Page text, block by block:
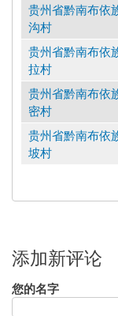
贵州省黔南布依
沟村
贵州省黔南布依
拉村
贵州省黔南布依
密村
贵州省黔南布依
坡村
添加新评论
您的名字